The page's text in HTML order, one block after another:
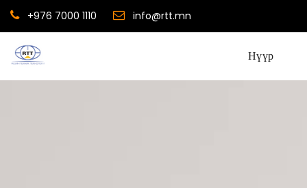
+976 7000 1110 info@rtt.mn
Нүүр